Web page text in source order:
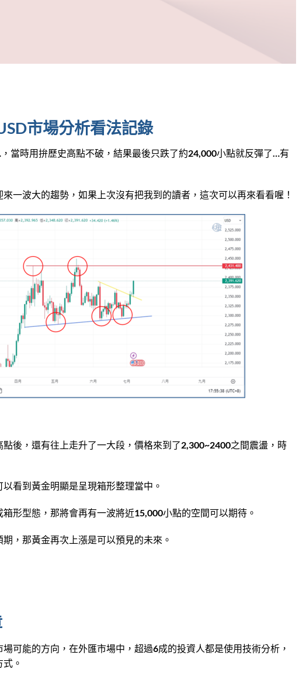
市場分析看法記錄
當時用拚歷史高點不破，結果最後只跌了約24,000小點就反彈了…有
一波大的趨勢，如果上次沒有把我到的讀者，這次可以再來看看喔！
後，還有往上走升了一大段，價格來到了2,300~2400之間震盪，時
看到黃金明顯是呈現箱形整理當中。
形型態，那將會再有一波將近15,000小點的空間可以期待。
，那黃金再次上漲是可以預見的未來。
可能的方向，在外匯市場中，超過6成的投資人都是使用技術分析，
。